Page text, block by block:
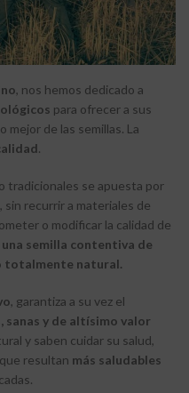
, nos hemos dedicado a
para ofrecer a sus
mejor de las semillas. La
.
tradicionales se apuesta por
, sin recurrir a materiales de
o modificar la calidad de
semilla contentiva de
totalmente natural.
, garantiza a su vez el
sanas y de altísimo valor
y saben cuidar su salud,
resultan más saludables